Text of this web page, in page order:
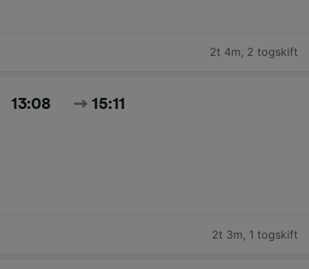
2t 4m, 2 togskift
13:08 15:11
2t 3m, 1 togskift